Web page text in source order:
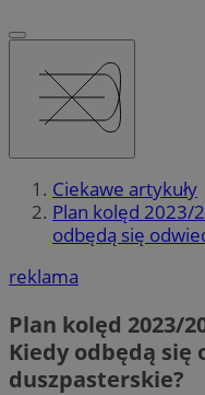
Ciekawe artykuły
Plan kolęd 2023/
odbędą się
reklama
Plan kolęd 2023/
Kiedy odbędą się
duszpasterskie?